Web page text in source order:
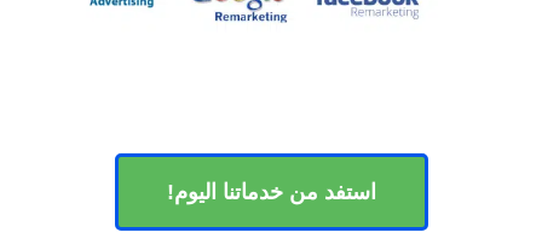
استفد من خدماتنا اليوم!